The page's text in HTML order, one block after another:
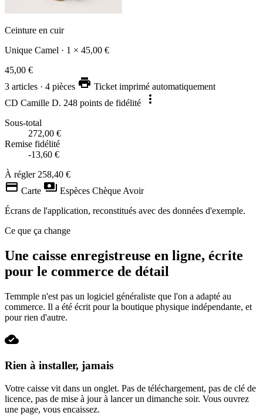
Ceinture en cuir
Unique Camel · 1 × 45,00 €
45,00 €
3 articles · 4 pièces print Ticket imprimé automatiquement
CD Camille D. 248 points de fidélité more_vert
Sous-total
272,00 €
Remise fidélité
-13,60 €
À régler 258,40 €
credit_card Carte payments Espèces Chèque Avoir
Écrans de l'application, reconstitués avec des données d'exemple.
Ce que ça change
Une caisse enregistreuse en ligne, écrite
pour le commerce de détail
Temmple n'est pas un logiciel généraliste que l'on a adapté au
commerce. Il a été écrit pour la boutique physique indépendante, et
pour rien d'autre.
cloud_done
Rien à installer, jamais
Votre caisse vit dans un onglet. Pas de téléchargement, pas de clé de
licence, pas de mise à jour à lancer un dimanche soir. Vous ouvrez
une page, vous encaissez.